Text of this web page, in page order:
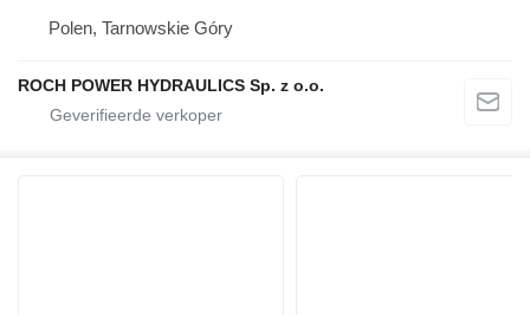
Polen, Tarnowskie Góry
ROCH POWER HYDRAULICS Sp. z o.o.